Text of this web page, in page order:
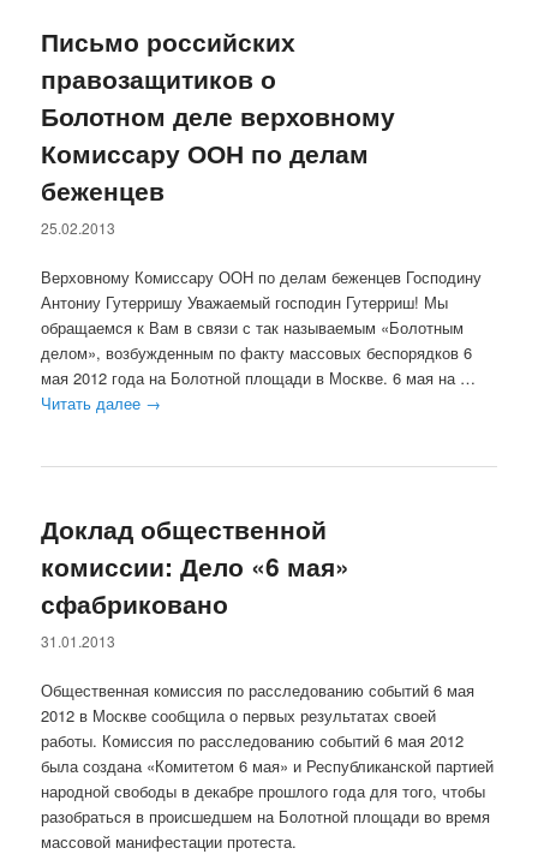
Письмо российских
правозащитиков о
Болотном деле верховному
Комиссару ООН по делам
беженцев
25.02.2013
Верховному Комиссару ООН по делам беженцев Господину
Антониу Гутерришу Уважаемый господин Гутерриш! Мы
обращаемся к Вам в связи с так называемым «Болотным
делом», возбужденным по факту массовых беспорядков 6
мая 2012 года на Болотной площади в Москве. 6 мая на …
Читать далее →
Доклад общественной
комиссии: Дело «6 мая»
сфабриковано
31.01.2013
Общественная комиссия по расследованию событий 6 мая
2012 в Москве сообщила о первых результатах своей
работы. Комиссия по расследованию событий 6 мая 2012
была создана «Комитетом 6 мая» и Республиканской партией
народной свободы в декабре прошлого года для того, чтобы
разобраться в происшедшем на Болотной площади во время
массовой манифестации протеста.